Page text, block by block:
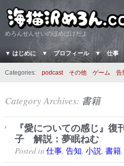
めろんせんせいのほめぱげだよ
▼ はじめに ▼ プロフィール ▼ 仕事
Categories: podcast その他 ゲーム 告
Category Archives: 書籍
『愛についての感じ』復
子 解説：夢眠ねむ
Posted in 仕事, 告知, 小説, 書籍.